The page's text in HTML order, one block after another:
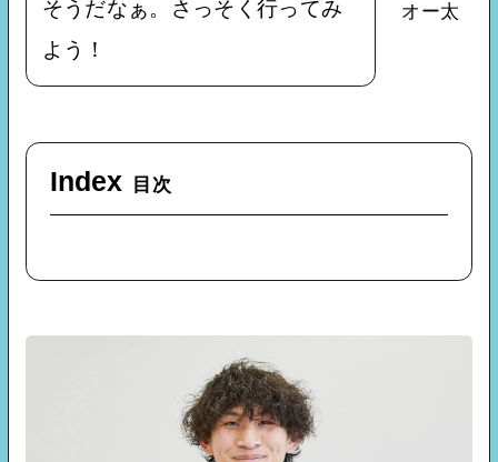
オー太
そうだなぁ。さっそく行ってみ
よう！
Index 目次